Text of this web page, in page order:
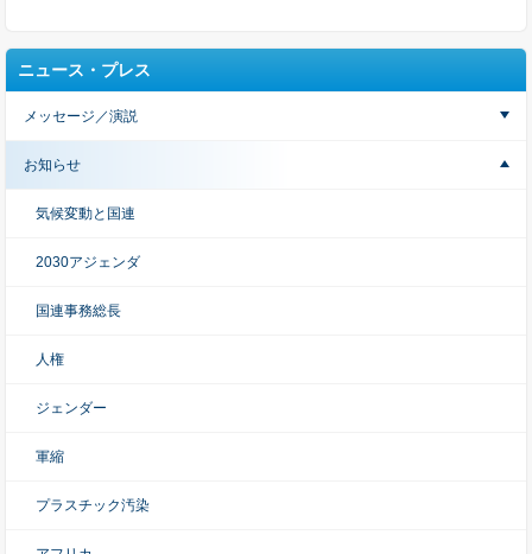
ニュース・プレス
メッセージ／演説
お知らせ
気候変動と国連
2030アジェンダ
国連事務総長
人権
ジェンダー
軍縮
プラスチック汚染